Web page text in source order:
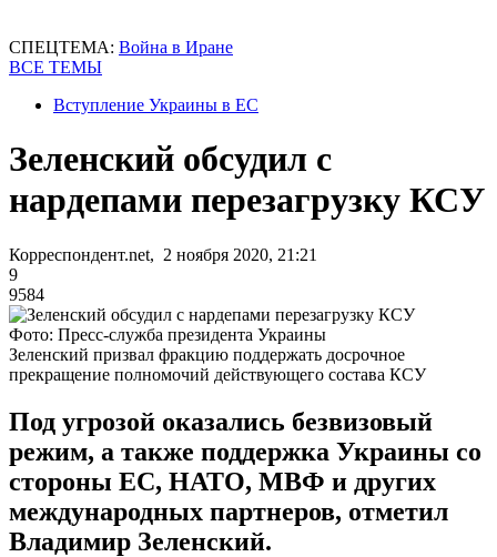
СПЕЦТЕМА: Война в Иране
ВСЕ ТЕМЫ
Вступление Украины в ЕС
Зеленский обсудил с
нардепами перезагрузку КСУ
Корреспондент.net, 2 ноября 2020, 21:21
9
9584
Фото: Пресс-служба президента Украины
Зеленский призвал фракцию поддержать досрочное
прекращение полномочий действующего состава КСУ
Под угрозой оказались безвизовый
режим, а также поддержка Украины со
стороны ЕС, НАТО, МВФ и других
международных партнеров, отметил
Владимир Зеленский.